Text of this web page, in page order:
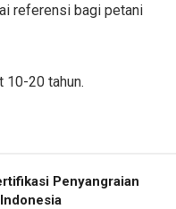
referensi bagi petani
10-20 tahun.
Penyangraian